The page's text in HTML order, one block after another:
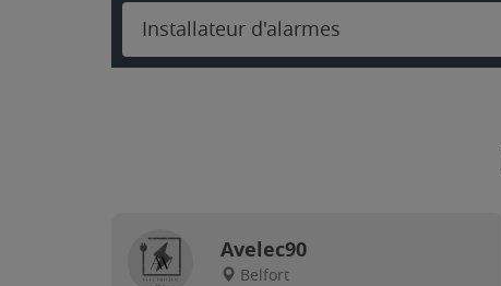
Installateur d'alarmes
Avelec90
Belfort